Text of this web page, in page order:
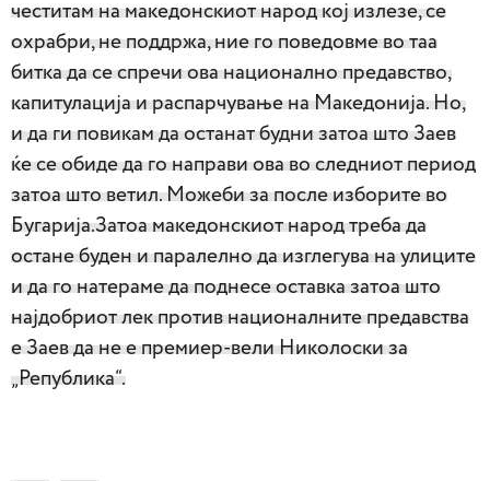
честитам на македонскиот народ кој излезе, се
охрабри, не поддржа, ние го поведовме во таа
битка да се спречи ова национално предавство,
капитулација и распарчување на Македонија. Но,
и да ги повикам да останат будни затоа што Заев
ќе се обиде да го направи ова во следниот период
затоа што ветил. Можеби за после изборите во
Бугарија.Затоа македонскиот народ треба да
остане буден и паралелно да изглегува на улиците
и да го натераме да поднесе оставка затоа што
најдобриот лек против националните предавства
е Заев да не е премиер-вели Николоски за
„Република“.